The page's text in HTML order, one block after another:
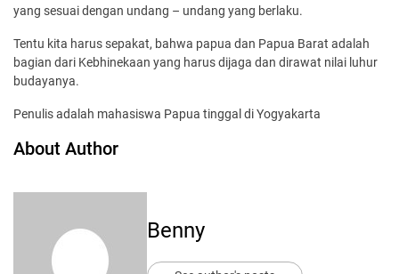
yang sesuai dengan undang – undang yang berlaku.
Tentu kita harus sepakat, bahwa papua dan Papua Barat adalah
bagian dari Kebhinekaan yang harus dijaga dan dirawat nilai luhur
budayanya.
Penulis adalah mahasiswa Papua tinggal di Yogyakarta
About Author
Benny